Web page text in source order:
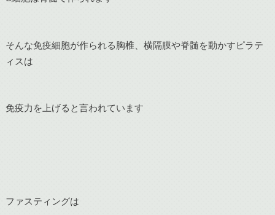
そんな免疫細胞が作られる胸椎、横隔膜や脊髄を動かすピラテ
ィスは
免疫力を上げると言われています
ファスティングは